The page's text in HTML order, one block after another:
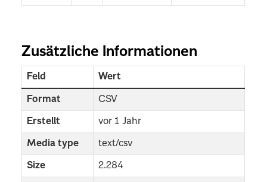
Zusätzliche Informationen
Feld Wert
Format CSV
Erstellt vor 1 Jahr
Media type text/csv
Size 2.284